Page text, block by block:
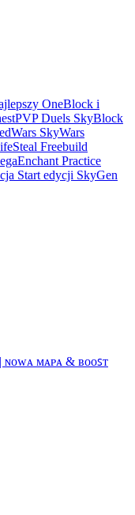
OneBlock i
Duels SkyBlock
SkyWars
Freebuild
Practice
Start edycji SkyGen
ɴᴏᴡᴀ ᴍᴀᴘᴀ & ʙᴏᴏꜱᴛ